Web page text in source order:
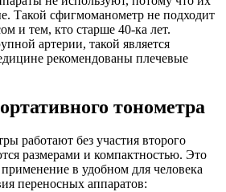
Такой сфигмоманометр не подходит
и тем, кто старше 40-ка лет.
артерии, такой является
рекомендованы плечевые
тонометра
работают без участия второго
размерами и компактностью. Это
в удобном для человека
переносных аппаратов: